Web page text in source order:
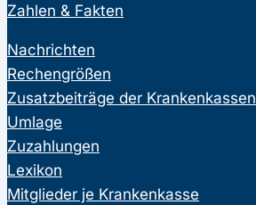
Zahlen & Fakten
Nachrichten
Rechengrößen
Zusatzbeiträge der Krankenkassen
Umlage
Zuzahlungen
Lexikon
Mitglieder je Krankenkasse